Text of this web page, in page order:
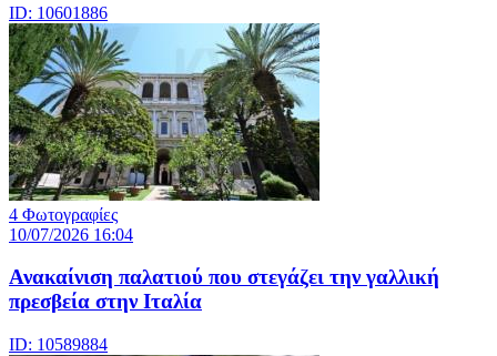
ID: 10601886
4 Φωτογραφίες
10/07/2026 16:04
Ανακαίνιση παλατιού που στεγάζει την γαλλική
πρεσβεία στην Ιταλία
ID: 10589884